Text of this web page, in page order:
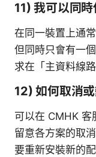
11) 我可以同時
在同一裝置上通
但同時只會有一
求在「主資料線
12) 如何取消
可以在 CMHK 客
留意各方案的取
要重新安裝新的